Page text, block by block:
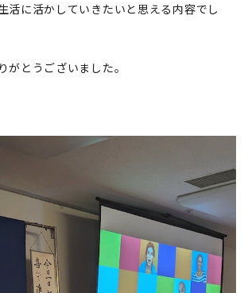
活に活かしていきたいと思える内容でし
がとうございました。